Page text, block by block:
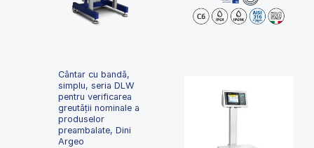
Cântar cu bandă,
simplu, seria DLW
pentru verificarea
greutății nominale a
produselor
preambalate, Dini
Argeo